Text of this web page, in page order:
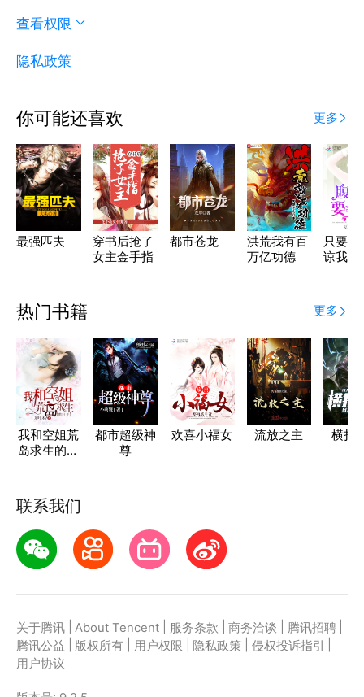
查看权限
隐私政策
你可能还喜欢 更多
最强匹夫
穿书后抢了
女主金手指
都市苍龙
洪荒我有百
万亿功德
只要老
谅我
热门书籍 更多
我和空姐荒
岛求生的日
都市超级神
尊
欢喜小福女 流放之主 横扫
联系我们
关于腾讯 About Tencent 服务条款 商务洽谈 腾讯招聘
腾讯公益
版权所有 用户权限 隐私政策 侵权投诉指引
用户协议